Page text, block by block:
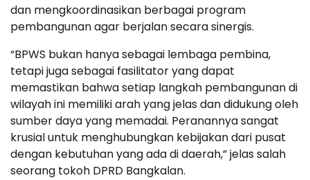
dan mengkoordinasikan berbagai program
pembangunan agar berjalan secara sinergis.
“BPWS bukan hanya sebagai lembaga pembina,
tetapi juga sebagai fasilitator yang dapat
memastikan bahwa setiap langkah pembangunan di
wilayah ini memiliki arah yang jelas dan didukung oleh
sumber daya yang memadai. Peranannya sangat
krusial untuk menghubungkan kebijakan dari pusat
dengan kebutuhan yang ada di daerah,” jelas salah
seorang tokoh DPRD Bangkalan.